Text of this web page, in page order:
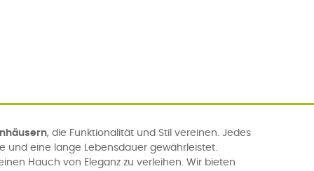
, die Funktionalität und Stil vereinen. Jedes
und eine lange Lebensdauer gewährleistet.
Hauch von Eleganz zu verleihen. Wir bieten